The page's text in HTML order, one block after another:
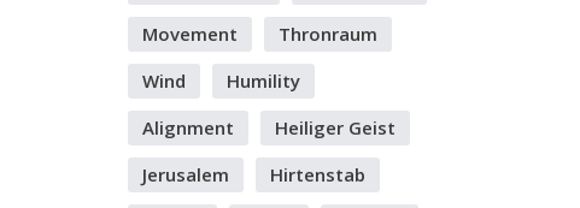
Movement
Thronraum
Wind
Humility
Alignment
Heiliger Geist
Jerusalem
Hirtenstab